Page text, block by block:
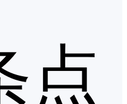
点